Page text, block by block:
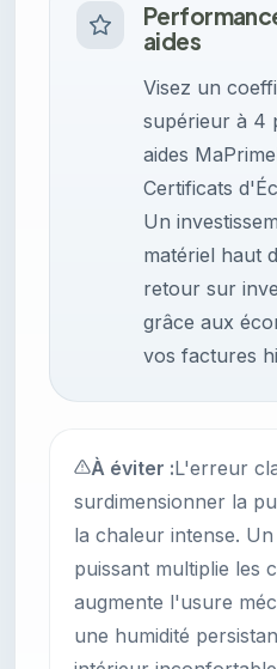
aides
Visez un
supérieur à 4
aides
Certificats
Un
matériel haut
retour sur
grâce aux
vos factures
À éviter :L'erreur
surdimensionner la
la chaleur intense.
puissant multiplie les
augmente l'usure
une humidité